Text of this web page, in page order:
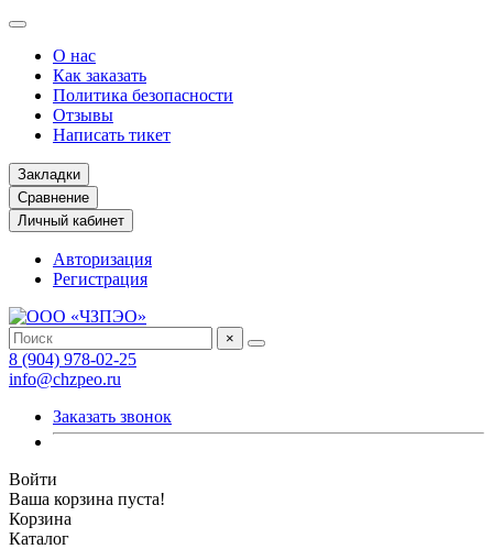
О нас
Как заказать
Политика безопасности
Отзывы
Написать тикет
Закладки
Сравнение
Личный кабинет
Авторизация
Регистрация
×
8 (904) 978-02-25
info@chzpeo.ru
Заказать звонок
Войти
Ваша корзина пуста!
Корзина
Каталог